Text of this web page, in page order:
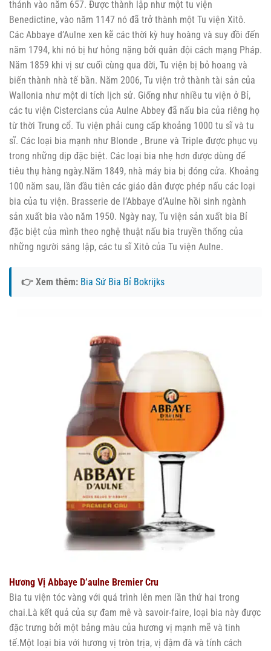
thánh vào năm 657. Được thành lập như một tu viện
Benedictine, vào năm 1147 nó đã trở thành một Tu viện Xitô.
Các Abbaye d’Aulne xen kẽ các thời kỳ huy hoàng và suy đồi đến
năm 1794, khi nó bị hư hỏng nặng bởi quân đội cách mạng Pháp.
Năm 1859 khi vị sư cuối cùng qua đời, Tu viện bị bỏ hoang và
biến thành nhà tế bần. Năm 2006, Tu viện trở thành tài sản của
Wallonia như một di tích lịch sử. Giống như nhiều tu viện ở Bỉ,
các tu viện Cistercians của Aulne Abbey đã nấu bia của riêng họ
từ thời Trung cổ. Tu viện phải cung cấp khoảng 1000 tu sĩ và tu
sĩ. Các loại bia mạnh như Blonde , Brune và Triple được phục vụ
trong những dịp đặc biệt. Các loại bia nhẹ hơn được dùng để
tiêu thụ hàng ngày.Năm 1849, nhà máy bia bị đóng cửa. Khoảng
100 năm sau, lần đầu tiên các giáo dân được phép nấu các loại
bia của tu viện. Brasserie de l’Abbaye d’Aulne hồi sinh ngành
sản xuất bia vào năm 1950. Ngày nay, Tu viện sản xuất bia Bỉ
đặc biệt của mình theo nghệ thuật nấu bia truyền thống của
những người sáng lập, các tu sĩ Xitô của Tu viện Aulne.
👉 Xem thêm: Bia Sứ Bia Bỉ Bokrijks
Hương Vị Abbaye D’aulne Bremier Cru
Bia tu viện tóc vàng với quá trình lên men lần thứ hai trong
chai.Là kết quả của sự đam mê và savoir-faire, loại bia này được
đặc trưng bởi một bảng màu của hương vị mạnh mẽ và tinh
tế.Một loại bia với hương vị tròn trịa, vị đậm đà và tính cách